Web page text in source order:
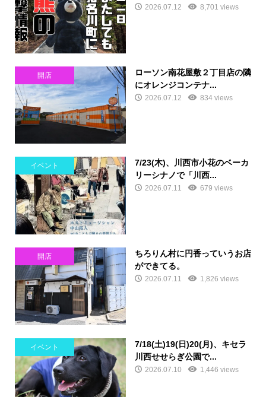
2026.07.12 8,701 views
開店
ローソン南花屋敷２丁目店の隣
にオレンジコンテナ...
2026.07.12 834 views
イベント
7/23(木)、川西市小花のベーカ
リーシナノで「川西...
2026.07.11 679 views
開店
ちろりん村に円香っていうお店
ができてる。
2026.07.11 1,826 views
イベント
7/18(土)19(日)20(月)、キセラ
川西せせらぎ公園で...
2026.07.10 1,446 views